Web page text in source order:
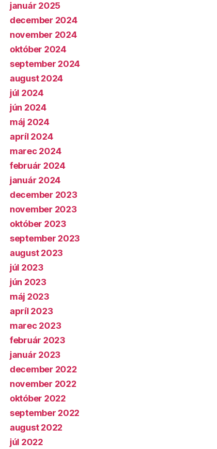
január 2025
december 2024
november 2024
október 2024
september 2024
august 2024
júl 2024
jún 2024
máj 2024
apríl 2024
marec 2024
február 2024
január 2024
december 2023
november 2023
október 2023
september 2023
august 2023
júl 2023
jún 2023
máj 2023
apríl 2023
marec 2023
február 2023
január 2023
december 2022
november 2022
október 2022
september 2022
august 2022
júl 2022